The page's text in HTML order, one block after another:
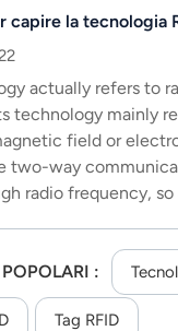
Türk
Melayu
Polski
Tiếng Việt
Indonesia
capire la tecnologia
actually refers to
technology mainly
field or
two-way
radio frequency, so
technology is that it
contact. RFID
and libraries are
The
:
Tag RFID